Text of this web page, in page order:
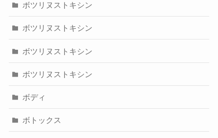
ボツリヌストキシン
ボツリヌストキシン
ボツリヌストキシン
ボツリヌストキシン
ボディ
ボトックス